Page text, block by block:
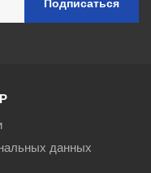
данных